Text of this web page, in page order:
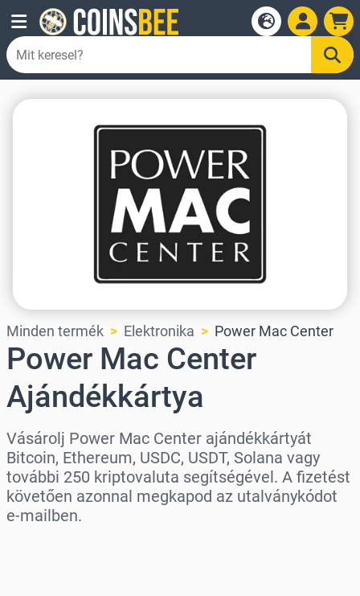
Minden termék Elektronika Power Mac Center
Power Mac Center
Ajándékkártya
Vásárolj Power Mac Center ajándékkártyát
Bitcoin, Ethereum, USDC, USDT, Solana vagy
további 250 kriptovaluta segítségével. A fizetést
követően azonnal megkapod az utalványkódot
e-mailben.